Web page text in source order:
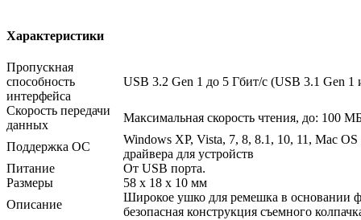
Характеристики
Пропускная
способность
интерфейса
USB 3.2 Gen 1 до 5 Гбит/с (USB 3.1 Gen
Скорость передачи
данных
Максимальная скорость чтения, до: 100
Поддержка ОС
Windows XP, Vista, 7, 8, 8.1, 10, 11, Mac
драйвера для устройств
Питание
От USB порта.
Размеры
58 x 18 x 10 мм
Описание
Широкое ушко для ремешка в основании
безопасная конструкция съемного